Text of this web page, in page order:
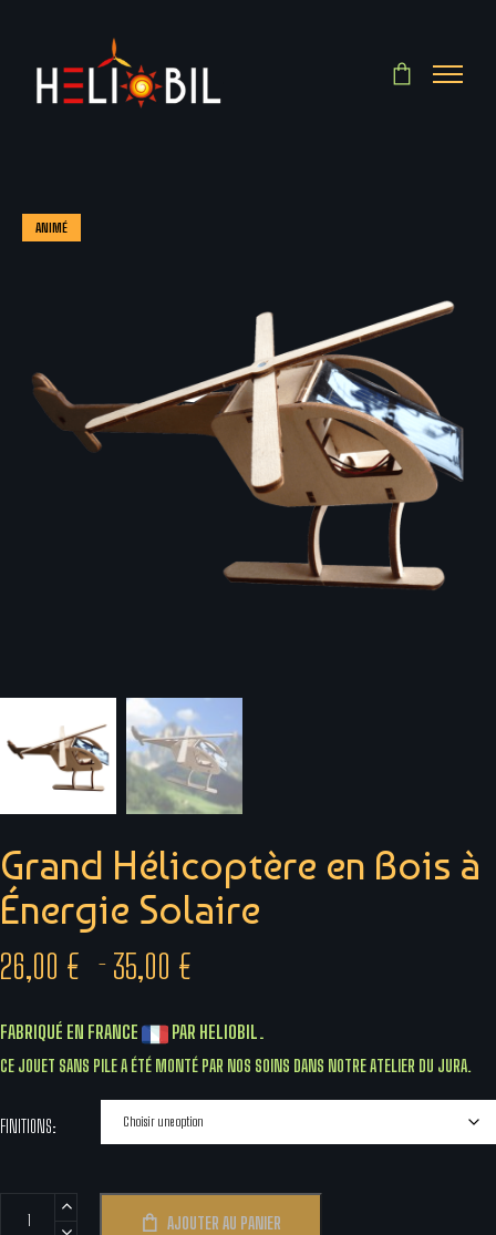
ANIMÉ
Grand Hélicoptère en Bois à
Énergie Solaire
26,00 € – 35,00 €
FABRIQUÉ EN FRANCE PAR HELIOBIL.
CE JOUET SANS PILE A ÉTÉ MONTÉ PAR NOS SOINS DANS NOTRE ATELIER DU JURA.
FINITIONS
AJOUTER AU PANIER